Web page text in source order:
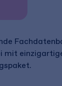
mit